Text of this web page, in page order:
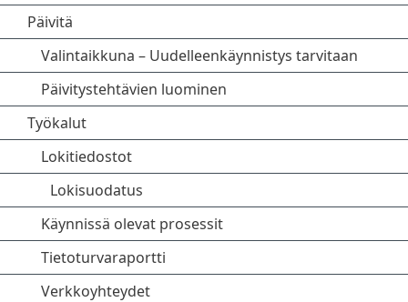
Päivitä
Valintaikkuna – Uudelleenkäynnistys tarvitaan
Päivitystehtävien luominen
Työkalut
Lokitiedostot
Lokisuodatus
Käynnissä olevat prosessit
Tietoturvaraportti
Verkkoyhteydet